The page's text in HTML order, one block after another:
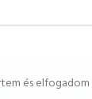
és elfogadom